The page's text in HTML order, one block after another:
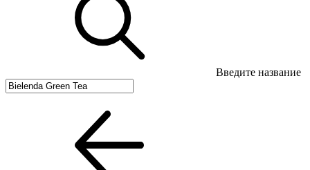
Введите название